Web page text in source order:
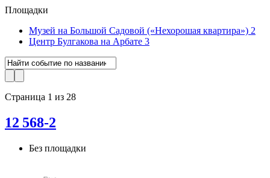
Площадки
Музей на Большой Садовой («Нехорошая квартира») 2
Центр Булгакова на Арбате 3
Страница 1 из 28
12 568-2
Без площадки